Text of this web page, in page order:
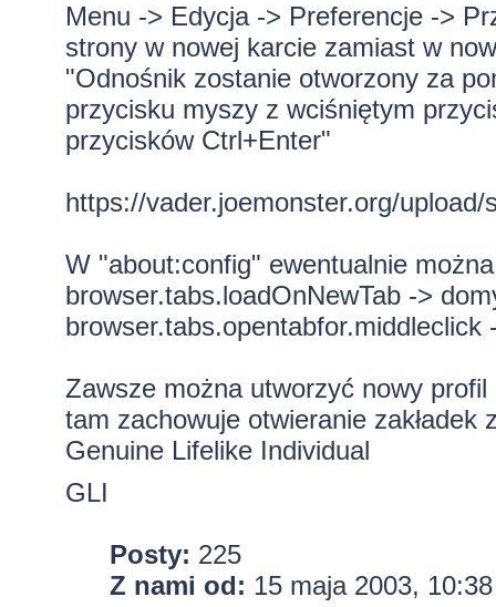
Menu -> Edycja -> Preferencje ->
strony w nowej karcie zamiast w
"Odnośnik zostanie otworzony za
przycisku myszy z wciśniętym
przycisków Ctrl+Enter"
https://vader.joemonster.org/
W "about:config" ewentualnie
browser.tabs.loadOnNewTab ->
Zawsze można utworzyć nowy
tam zachowuje otwieranie zakładek
Genuine Lifelike Individual
GLI
Posty: 225
Z nami od: 15 maja 2003, 10:38